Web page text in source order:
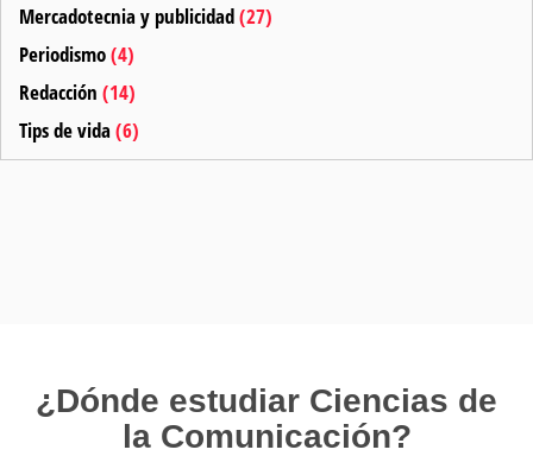
Mercadotecnia y publicidad(27)
Periodismo(4)
Redacción (14)
Tips de vida(6)
¿Dónde estudiar Ciencias de
la Comunicación?